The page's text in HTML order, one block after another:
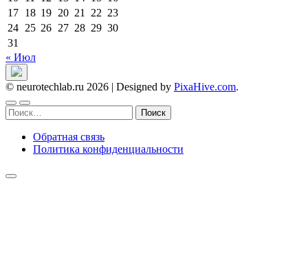
17 18 19 20 21 22 23
24 25 26 27 28 29 30
31
« Июл
© neurotechlab.ru 2026 | Designed by PixaHive.com.
Найти:
Обратная связь
Политика конфиденциальности